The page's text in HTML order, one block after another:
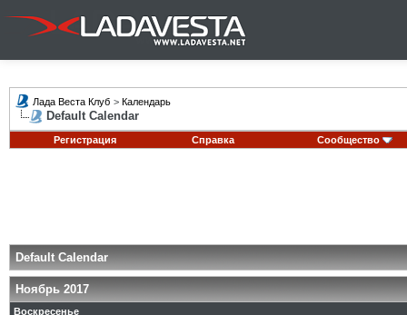
Лада Веста Клуб > Календарь
Default Calendar
Регистрация Справка Сообщество
Default Calendar
Ноябрь 2017
Воскресенье